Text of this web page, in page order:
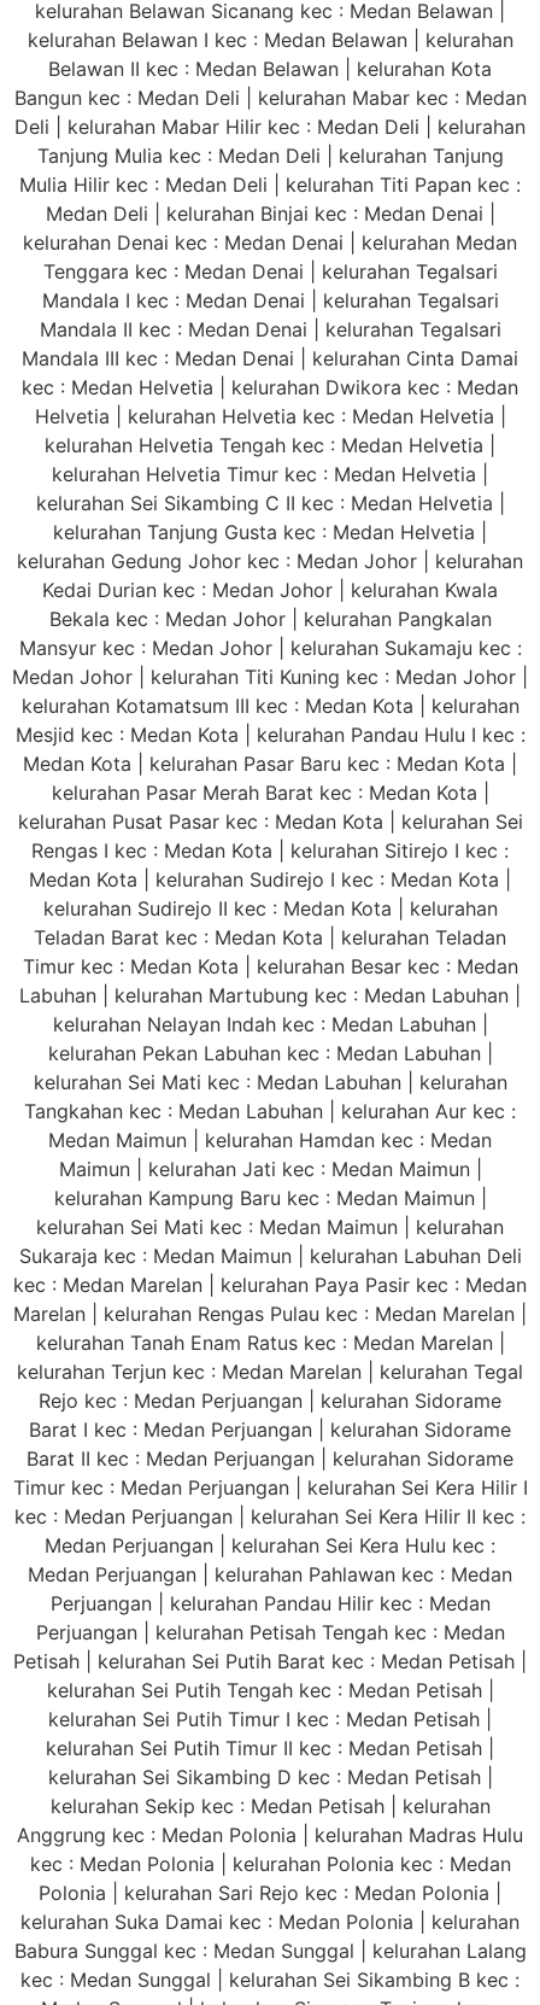
kelurahan Belawan Sicanang kec : Medan Belawan |
kelurahan Belawan I kec : Medan Belawan | kelurahan
Belawan II kec : Medan Belawan | kelurahan Kota
Bangun kec : Medan Deli | kelurahan Mabar kec : Medan
Deli | kelurahan Mabar Hilir kec : Medan Deli | kelurahan
Tanjung Mulia kec : Medan Deli | kelurahan Tanjung
Mulia Hilir kec : Medan Deli | kelurahan Titi Papan kec :
Medan Deli | kelurahan Binjai kec : Medan Denai |
kelurahan Denai kec : Medan Denai | kelurahan Medan
Tenggara kec : Medan Denai | kelurahan Tegalsari
Mandala I kec : Medan Denai | kelurahan Tegalsari
Mandala II kec : Medan Denai | kelurahan Tegalsari
Mandala III kec : Medan Denai | kelurahan Cinta Damai
kec : Medan Helvetia | kelurahan Dwikora kec : Medan
Helvetia | kelurahan Helvetia kec : Medan Helvetia |
kelurahan Helvetia Tengah kec : Medan Helvetia |
kelurahan Helvetia Timur kec : Medan Helvetia |
kelurahan Sei Sikambing C II kec : Medan Helvetia |
kelurahan Tanjung Gusta kec : Medan Helvetia |
kelurahan Gedung Johor kec : Medan Johor | kelurahan
Kedai Durian kec : Medan Johor | kelurahan Kwala
Bekala kec : Medan Johor | kelurahan Pangkalan
Mansyur kec : Medan Johor | kelurahan Sukamaju kec :
Medan Johor | kelurahan Titi Kuning kec : Medan Johor |
kelurahan Kotamatsum III kec : Medan Kota | kelurahan
Mesjid kec : Medan Kota | kelurahan Pandau Hulu I kec :
Medan Kota | kelurahan Pasar Baru kec : Medan Kota |
kelurahan Pasar Merah Barat kec : Medan Kota |
kelurahan Pusat Pasar kec : Medan Kota | kelurahan Sei
Rengas I kec : Medan Kota | kelurahan Sitirejo I kec :
Medan Kota | kelurahan Sudirejo I kec : Medan Kota |
kelurahan Sudirejo II kec : Medan Kota | kelurahan
Teladan Barat kec : Medan Kota | kelurahan Teladan
Timur kec : Medan Kota | kelurahan Besar kec : Medan
Labuhan | kelurahan Martubung kec : Medan Labuhan |
kelurahan Nelayan Indah kec : Medan Labuhan |
kelurahan Pekan Labuhan kec : Medan Labuhan |
kelurahan Sei Mati kec : Medan Labuhan | kelurahan
Tangkahan kec : Medan Labuhan | kelurahan Aur kec :
Medan Maimun | kelurahan Hamdan kec : Medan
Maimun | kelurahan Jati kec : Medan Maimun |
kelurahan Kampung Baru kec : Medan Maimun |
kelurahan Sei Mati kec : Medan Maimun | kelurahan
Sukaraja kec : Medan Maimun | kelurahan Labuhan Deli
kec : Medan Marelan | kelurahan Paya Pasir kec : Medan
Marelan | kelurahan Rengas Pulau kec : Medan Marelan |
kelurahan Tanah Enam Ratus kec : Medan Marelan |
kelurahan Terjun kec : Medan Marelan | kelurahan Tegal
Rejo kec : Medan Perjuangan | kelurahan Sidorame
Barat I kec : Medan Perjuangan | kelurahan Sidorame
Barat II kec : Medan Perjuangan | kelurahan Sidorame
Timur kec : Medan Perjuangan | kelurahan Sei Kera Hilir I
kec : Medan Perjuangan | kelurahan Sei Kera Hilir II kec :
Medan Perjuangan | kelurahan Sei Kera Hulu kec :
Medan Perjuangan | kelurahan Pahlawan kec : Medan
Perjuangan | kelurahan Pandau Hilir kec : Medan
Perjuangan | kelurahan Petisah Tengah kec : Medan
Petisah | kelurahan Sei Putih Barat kec : Medan Petisah |
kelurahan Sei Putih Tengah kec : Medan Petisah |
kelurahan Sei Putih Timur I kec : Medan Petisah |
kelurahan Sei Putih Timur II kec : Medan Petisah |
kelurahan Sei Sikambing D kec : Medan Petisah |
kelurahan Sekip kec : Medan Petisah | kelurahan
Anggrung kec : Medan Polonia | kelurahan Madras Hulu
kec : Medan Polonia | kelurahan Polonia kec : Medan
Polonia | kelurahan Sari Rejo kec : Medan Polonia |
kelurahan Suka Damai kec : Medan Polonia | kelurahan
Babura Sunggal kec : Medan Sunggal | kelurahan Lalang
kec : Medan Sunggal | kelurahan Sei Sikambing B kec :